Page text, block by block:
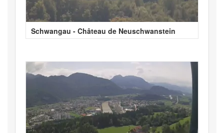
Schwangau - Château de Neuschwanstein